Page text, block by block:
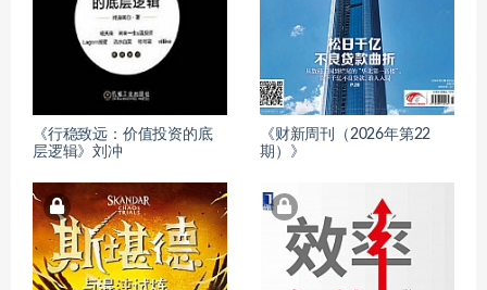
《行稳致远：价值投资的底
层逻辑》刘冲
《财新周刊（2026年第22
期）》